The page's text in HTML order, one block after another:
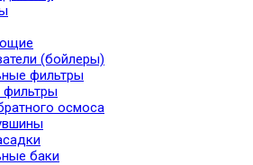
(бойлеры)
фильтры
осмоса
баки